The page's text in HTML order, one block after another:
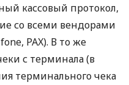
кассовый протокол,
со всеми вендорами
PAX). В то же
с терминала (в
терминального чека